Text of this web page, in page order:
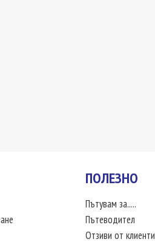
ПОЛЕЗНО
Пътувам за.....
Пътеводител
Отзиви от клиенти